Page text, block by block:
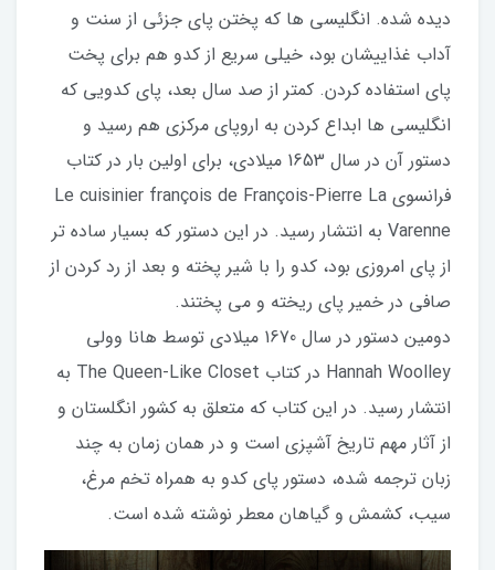
دیده شده. انگلیسی ها که پختن پای جزئی از سنت و
آداب غذاییشان بود، خیلی سریع از کدو هم برای پخت
پای استفاده کردن. کمتر از صد سال بعد، پای کدویی که
انگلیسی ها ابداع کردن به اروپای مرکزی هم رسید و
دستور آن در سال 1653 میلادی، برای اولین بار در کتاب
فرانسوی Le cuisinier françois de François-Pierre La
Varenne به انتشار رسید. در این دستور که بسیار ساده تر
از پای امروزی بود، کدو را با شیر پخته و بعد از رد کردن از
صافی در خمیر پای ریخته و می پختند.
دومین دستور در سال 1670 میلادی توسط هانا وولی
Hannah Woolley در کتاب The Queen-Like Closet به
انتشار رسید. در این کتاب که متعلق به کشور انگلستان و
از آثار مهم تاریخ آشپزی است و در همان زمان به چند
زبان ترجمه شده، دستور پای کدو به همراه تخم مرغ،
سیب، کشمش و گیاهان معطر نوشته شده است.